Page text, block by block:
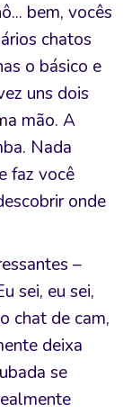
bem, vocês
chatos
o básico e
uns dois
mão. A
Nada
faz você
onde
–
sei, eu sei,
chat de cam,
deixa
se